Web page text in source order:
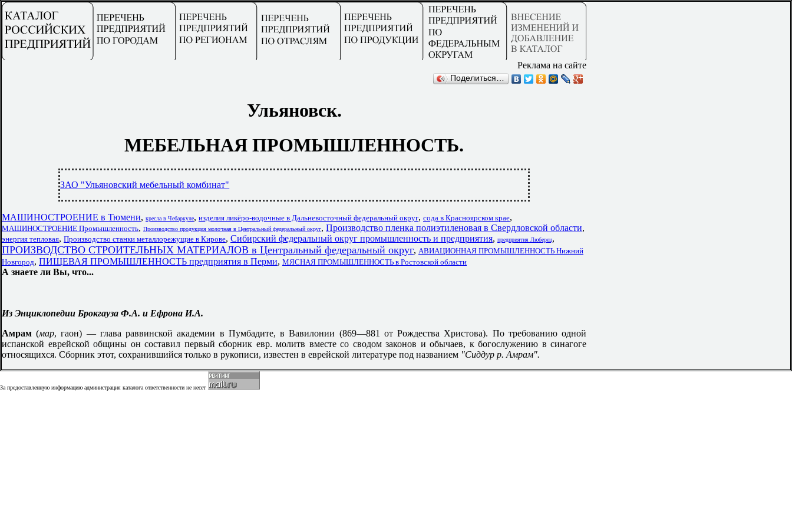
Реклама на сайте
Поделиться…
Ульяновск.
МЕБЕЛЬНАЯ ПРОМЫШЛЕННОСТЬ.
ЗАО "Ульяновский мебельный комбинат"
МАШИНОСТРОЕНИЕ в Тюмени, кресла в Чебаркуле, изделия ликёро-водочные в Дальневосточный федеральный округ, сода в Красноярском крае,
МАШИНОСТРОЕНИЕ Промышленность, Производство продукция молочная в Центральный федеральный округ, Производство пленка полиэтиленовая в Свердловской области,
энергия тепловая, Производство станки металлорежущие в Кирове, Сибирский федеральный округ промышленность и предприятия, предприятия Люберец,
ПРОИЗВОДСТВО СТРОИТЕЛЬНЫХ МАТЕРИАЛОВ в Центральный федеральный округ, АВИАЦИОННАЯ ПРОМЫШЛЕННОСТЬ Нижний
Новгород, ПИЩЕВАЯ ПРОМЫШЛЕННОСТЬ предприятия в Перми, МЯСНАЯ ПРОМЫШЛЕННОСТЬ в Ростовской области
А знаете ли Вы, что...
Из Энциклопедии Брокгауза Ф.А. и Ефрона И.А.
Амрам(мар, гаон) — глава раввинской академии в Пумбадите, в Вавилонии (869—881 от Рождества Христова). По требованию одной
испанской еврейской общины он составил первый сборник евр. молитв вместе со сводом законов и обычаев, к богослужению в синагоге
относящихся. Сборник этот, сохранившийся только в рукописи, известен в еврейской литературе под названием "Сиддур р. Амрам".
За предоставленную информацию администрация каталога ответственности не несет